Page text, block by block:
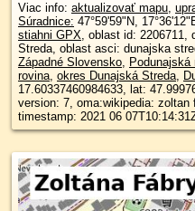
Viac info: aktualizovať mapu,
Súradnice: 47°59'59"N,
stiahni GPX, oblast id: 2206711, dlzka: 156, oblast name: Dunajská
Streda, oblast asci: dunajska
Západné Slovensko, Podunajská
rovina, okres Dunajská Streda,
17.60337460984633, lat:
version: 7, oma:wikipedia:
timestamp: 2021 06